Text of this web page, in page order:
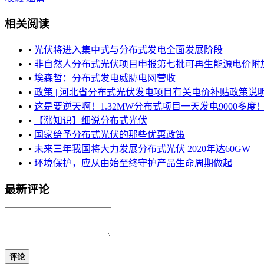
相关阅读
• 光伏将进入集中式与分布式发电全面发展阶段
• 非自然人分布式光伏项目申报第七批可再生能源电价附
• 埃森哲：分布式发电威胁电网营收
• 政策 | 河北省分布式光伏发电项目有关电价补贴政策说
• 这是要逆天啊！1.32MW分布式项目一天发电9000多度！
•
【涨知识】细说分布式光伏
• 国家给予分布式光伏的那些优惠政策
• 未来三年我国将大力发展分布式光伏 2020年达60GW
• 环境保护，应从由始至终守护产品生命周期做起
最新评论
评论